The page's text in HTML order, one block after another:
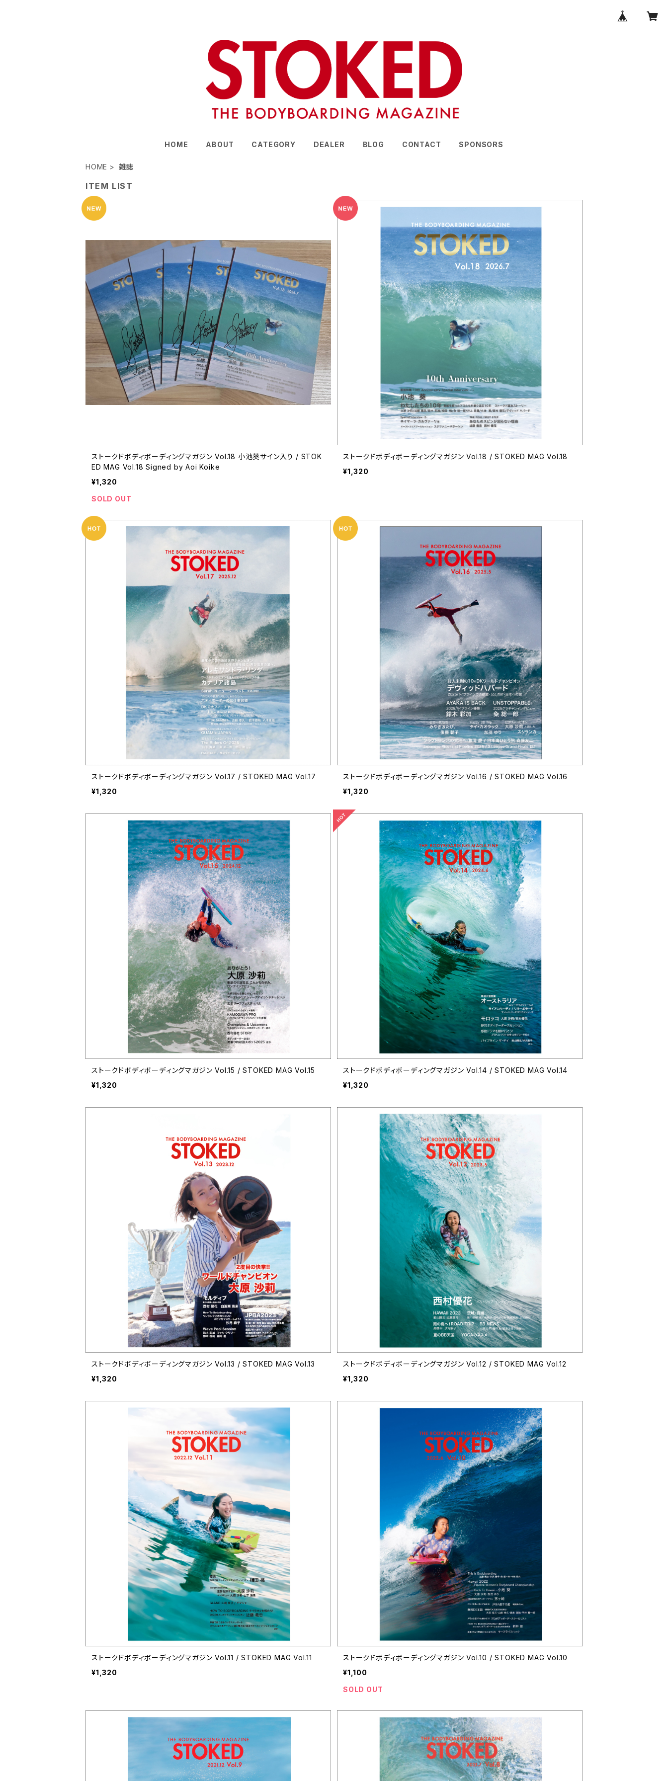
HOME ABOUT CATEGORY DEALER BLOG CONTACT SPONSORS
HOME 雑誌
ITEM LIST
ストークドボディボーディングマガジン Vol.18 小池葵サイン入り / STOK
ED MAG Vol.18 Signed by Aoi Koike
¥1,320
SOLD OUT
ストークドボディボーディングマガジン Vol.18 / STOKED MAG Vol.18
¥1,320
ストークドボディボーディングマガジン Vol.17 / STOKED MAG Vol.17
¥1,320
ストークドボディボーディングマガジン Vol.16 / STOKED MAG Vol.16
¥1,320
ストークドボディボーディングマガジン Vol.15 / STOKED MAG Vol.15
¥1,320
ストークドボディボーディングマガジン Vol.14 / STOKED MAG Vol.14
¥1,320
ストークドボディボーディングマガジン Vol.13 / STOKED MAG Vol.13
¥1,320
ストークドボディボーディングマガジン Vol.12 / STOKED MAG Vol.12
¥1,320
ストークドボディボーディングマガジン Vol.11 / STOKED MAG Vol.11
¥1,320
ストークドボディボーディングマガジン Vol.10 / STOKED MAG Vol.10
¥1,100
SOLD OUT